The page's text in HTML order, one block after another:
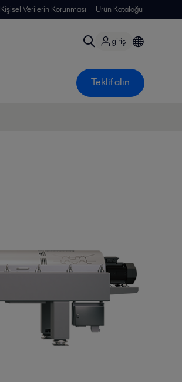
Kişisel Verilerin Korunması Ürün Kataloğu
giriş
Teklif alın